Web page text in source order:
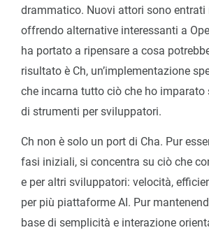
drammatico. Nuovi attori sono entrati
offrendo alternative interessanti a
ha portato a ripensare a cosa
risultato è Ch, un’implementazione
che incarna tutto ciò che ho imparato
di strumenti per sviluppatori.
Ch non è solo un port di Cha. Pur
fasi iniziali, si concentra su ciò che
e per altri sviluppatori: velocità,
per più piattaforme AI. Pur
base di semplicità e interazione